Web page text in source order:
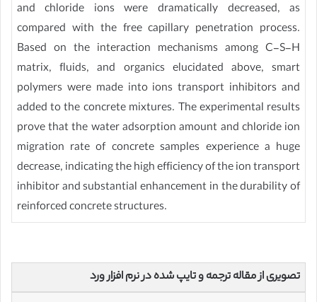
and chloride ions were dramatically decreased, as
compared with the free capillary penetration process.
Based on the interaction mechanisms among C-S-H
matrix, fluids, and organics elucidated above, smart
polymers were made into ions transport inhibitors and
added to the concrete mixtures. The experimental results
prove that the water adsorption amount and chloride ion
migration rate of concrete samples experience a huge
decrease, indicating the high efficiency of the ion transport
inhibitor and substantial enhancement in the durability of
reinforced concrete structures.
تصویری از مقاله ترجمه و تایپ شده در نرم افزار ورد